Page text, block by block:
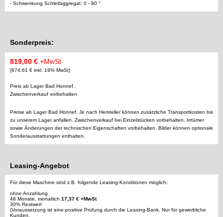
- Schwenkung Schleifaggregat: 0 - 90 °
Sonderpreis:
819,00 € +MwSt
(974,61 € inkl. 19% MwSt)
Preis ab Lager Bad Honnef.
Zwischenverkauf vorbehalten
Preise ab Lager Bad Honnef. Je nach Hersteller können zusätzliche Transportkosten bis
zu unserem Lager anfallen. Zwischenverkauf bei Einzelstücken vorbehalten. Irrtümer
sowie Änderungen der technischen Eigenschaften vorbehalten. Bilder können optionale
Sonderausstattungen enthalten.
Leasing-Angebot
Für diese Maschine sind z.B. folgende Leasing-Konditionen möglich:
ohne Anzahlung
48 Monate, monatlich 17,37 € +MwSt
30% Restwert
(Voraussetzung ist eine positive Prüfung durch die Leasing-Bank. Nur für gewerbliche
Kunden.